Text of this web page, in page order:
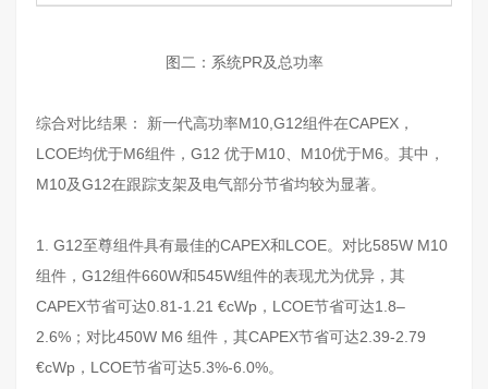
图二：系统PR及总功率
综合对比结果： 新一代高功率M10,G12组件在CAPEX，
LCOE均优于M6组件，G12 优于M10、M10优于M6。其中，
M10及G12在跟踪支架及电气部分节省均较为显著。
1. G12至尊组件具有最佳的CAPEX和LCOE。对比585W M10
组件，G12组件660W和545W组件的表现尤为优异，其
CAPEX节省可达0.81-1.21 €cWp，LCOE节省可达1.8–
2.6%；对比450W M6 组件，其CAPEX节省可达2.39-2.79
€cWp，LCOE节省可达5.3%-6.0%。